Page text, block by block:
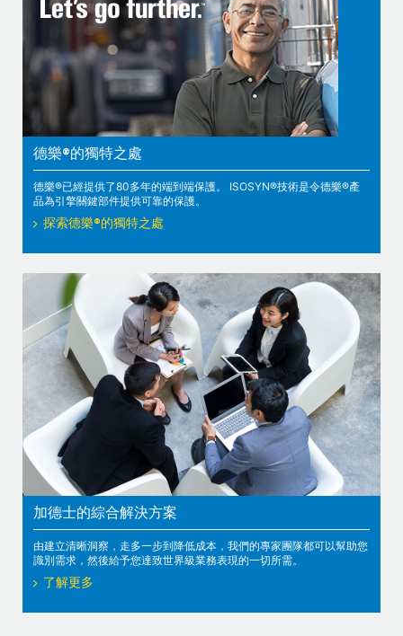
德樂®的獨特之處
德樂®已經提供了80多年的端到端保護。 ISOSYN®技術是令德樂®產
品為引擎關鍵部件提供可靠的保護。
探索德樂®的獨特之處
加德士的綜合解決方案
由建立清晰洞察，走多一步到降低成本，我們的專家團隊都可以幫助您
識別需求，然後給予您達致世界級業務表現的一切所需。
了解更多